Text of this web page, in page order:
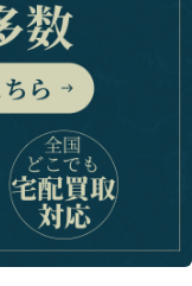
さい